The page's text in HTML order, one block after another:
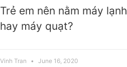
Trẻ em nên nằm máy lạnh
hay máy quạt?
Vinh Tran June 16, 2020